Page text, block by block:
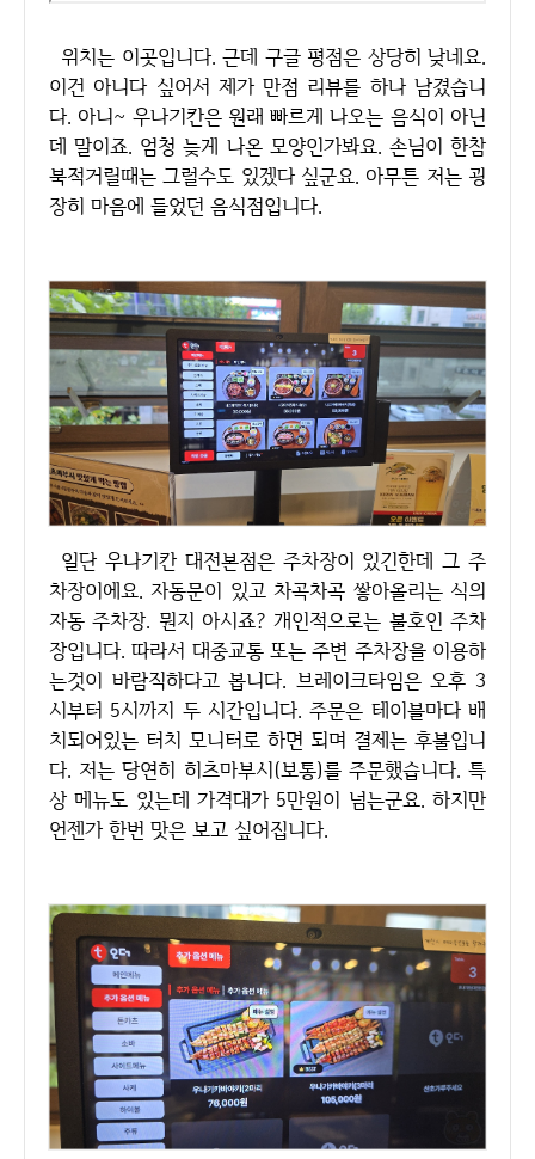
위치는 이곳입니다. 근데 구글 평점은 상당히 낮네요.
이건 아니다 싶어서 제가 만점 리뷰를 하나 남겼습니
다. 아니~ 우나기칸은 원래 빠르게 나오는 음식이 아닌
데 말이죠. 엄청 늦게 나온 모양인가봐요. 손님이 한참
북적거릴때는 그럴수도 있겠다 싶군요. 아무튼 저는 굉
장히 마음에 들었던 음식점입니다.
일단 우나기칸 대전본점은 주차장이 있긴한데 그 주
차장이에요. 자동문이 있고 차곡차곡 쌓아올리는 식의
자동 주차장. 뭔지 아시죠? 개인적으로는 불호인 주차
장입니다. 따라서 대중교통 또는 주변 주차장을 이용하
는것이 바람직하다고 봅니다. 브레이크타임은 오후 3
시부터 5시까지 두 시간입니다. 주문은 테이블마다 배
치되어있는 터치 모니터로 하면 되며 결제는 후불입니
다. 저는 당연히 히츠마부시(보통)를 주문했습니다. 특
상 메뉴도 있는데 가격대가 5만원이 넘는군요. 하지만
언젠가 한번 맛은 보고 싶어집니다.